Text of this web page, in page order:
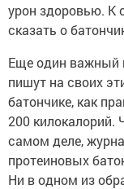
урон здоровью. К
сказать о
Еще один важный
пишут на своих
батончике, как
200 килокалорий.
самом деле,
протеиновых
Ни в одном из